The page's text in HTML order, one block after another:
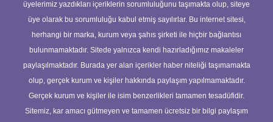
üyelerimiz yazdıkları içeriklerin sorumluluğunu taşımakta olup, siteye
üye olarak bu sorumluluğu kabul etmiş sayılırlar. Bu internet sitesi,
herhangi bir marka, kurum veya şahıs şirketi ile hiçbir bağlantısı
bulunmamaktadır. Sitede yalnızca kendi hazırladığımız makaleler
paylaşılmaktadır. Burada yer alan içerikler haber niteliği taşımamakta
olup, gerçek kurum ve kişiler hakkında paylaşım yapılmamaktadır.
Gerçek kurum ve kişiler ile isim benzerlikleri tamamen tesadüfidir.
Sitemiz, kar amacı gütmeyen ve tamamen ücretsiz bir bilgi paylaşım